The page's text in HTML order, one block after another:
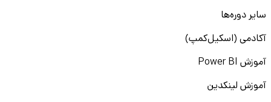
سایر دوره‌ها
آکادمی (اسکیل‌کمپ)
آموزش Power BI
آموزش لینکدین